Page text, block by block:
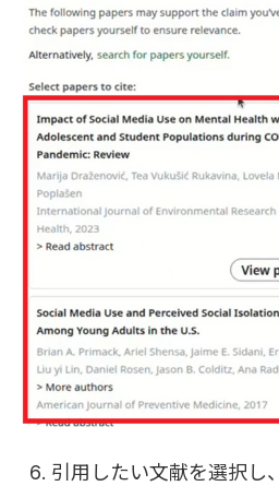
引用したい文献を選択し